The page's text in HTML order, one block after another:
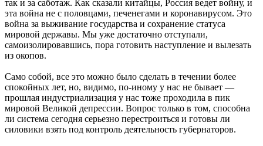
так и за саботаж. Как сказали китайцы, Россия ведет войну, и
эта война не с половцами, печенегами и коронавирусом. Это
война за выживание государства и сохранение статуса
мировой державы. Мы уже достаточно отступали,
самоизолировавшись, пора готовить наступление и вылезать
из окопов.
Само собой, все это можно было сделать в течении более
спокойных лет, но, видимо, по-иному у нас не бывает —
прошлая индустриализация у нас тоже проходила в пик
мировой Великой депрессии. Вопрос только в том, способна
ли система сегодня серьезно перестроиться и готовы ли
силовики взять под контроль деятельность губернаторов.